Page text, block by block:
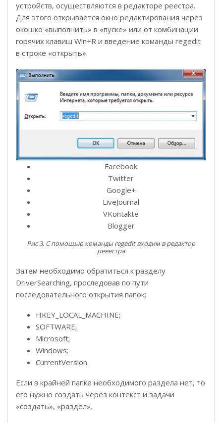
устройств, осуществляются в редакторе реестра.
Для этого открывается окно редактирования через
окошко «выполнить» в «пуске» или от комбинации
горячих клавиш Win+R и введение команды regedit
в строке «открыть».
Facebook
Twitter
Google+
LiveJournal
VKontakte
Blogger
Рис 3. С помощью команды regedit входим в редактор
рееестра
Затем необходимо обратиться к разделу
DriverSearching, проследовав по пути
последовательного открытия папок:
HKEY_LOCAL_MACHINE;
SOFTWARE;
Microsoft;
Windows;
CurrentVersion.
Если в крайней папке необходимого раздела нет, то
его нужно создать через контекст и задачи
«создать», «раздел».